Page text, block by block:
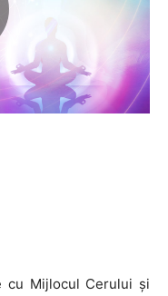
cu Mijlocul Cerului şi